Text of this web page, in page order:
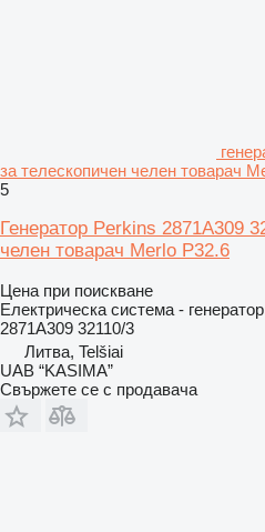
за телескопичен челен товарач
5
Генератор Perkins 2871A309
челен товарач Merlo P32.6
Цена при поискване
Електрическа система - генератор
2871A309 32110/3
Литва, Telšiai
UAB “KASIMA”
Свържете се с продавача